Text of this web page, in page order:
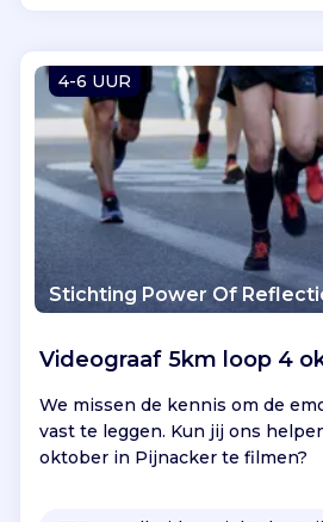
n
k
o
m
s
t
e
n
n
e
e
k
e
n
4-6 UUR
Stichting Power Of
Videograaf 5km loop 4
We missen de kennis om de
vast te leggen. Kun jij ons
oktober in Pijnacker te filmen?